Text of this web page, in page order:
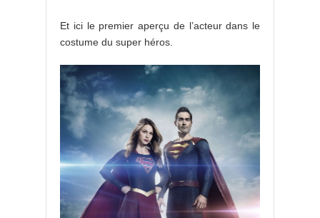
Et ici le premier aperçu de l’acteur dans le
costume du super héros.